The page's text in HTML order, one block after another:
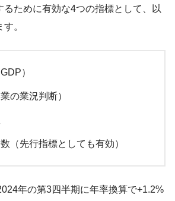
るために有効な4つの指標として、以
。
）
の業況判断）
（先行指標としても有効）
年の第3四半期に年率換算で+1.2%